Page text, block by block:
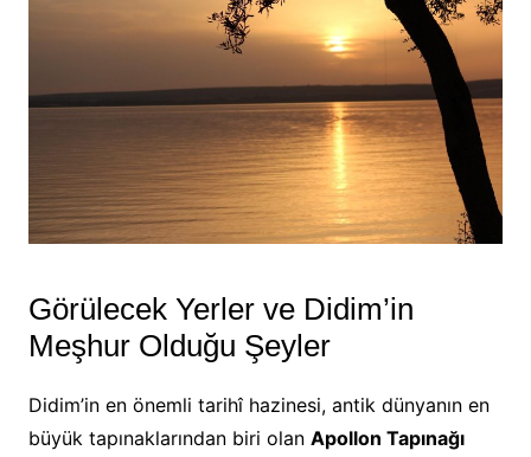
Görülecek Yerler ve Didim’in
Meşhur Olduğu Şeyler
Didim’in en önemli tarihî hazinesi, antik dünyanın en
büyük tapınaklarından biri olan Apollon Tapınağı